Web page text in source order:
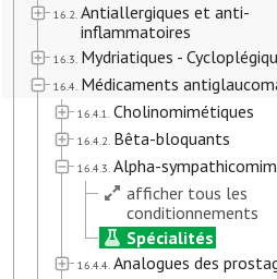
16.2. Antiallergiques et anti-
inflammatoires
16.3. Mydriatiques -
16.4. Médicaments
16.4.1. Cholinomimétiques
16.4.2. Bêta-bloquants
16.4.3. Alpha-
afficher tous les
conditionnements
Spécialités
16.4.4. Analogues des